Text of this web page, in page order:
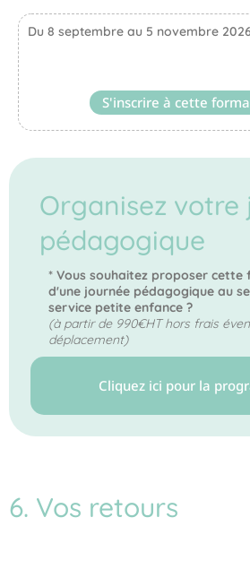
Du 8 septembre au 5 novembre 2026
S'inscrire à cette
Organisez votre
pédagogique
* Vous souhaitez proposer
d'une journée pédagogique au
service petite enfance ?
(à partir de 990€HT hors frais
déplacement)
Cliquez ici pour la
6. Vos retours